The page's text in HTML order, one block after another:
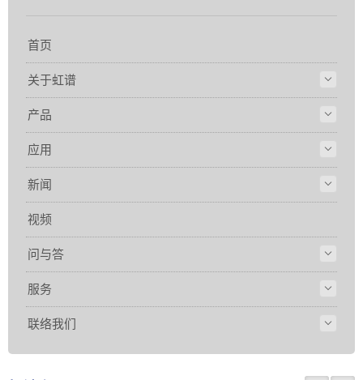
首页
关于虹谱
产品
应用
新闻
视频
问与答
服务
联络我们